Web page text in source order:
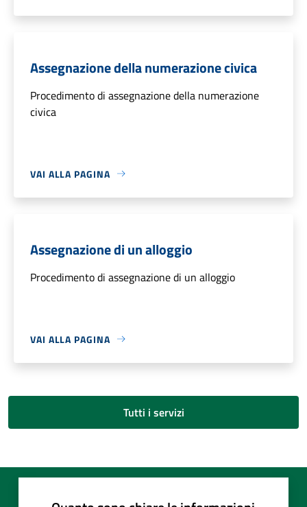
Assegnazione della numerazione civica
Procedimento di assegnazione della numerazione
civica
VAI ALLA PAGINA
Assegnazione di un alloggio
Procedimento di assegnazione di un alloggio
VAI ALLA PAGINA
Tutti i servizi